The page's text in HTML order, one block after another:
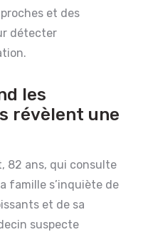
et des
détecter
les
révèlent une
82 ans, qui consulte
famille s’inquiète de
et de sa
suspecte